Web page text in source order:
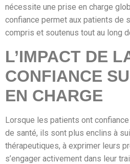
nécessite une prise en charge
confiance permet aux patients de
compris et soutenus tout au long
L’IMPACT DE
CONFIANCE
EN CHARGE
Lorsque les patients ont
de santé, ils sont plus enclins à
thérapeutiques, à exprimer leurs
s’engager activement dans leur